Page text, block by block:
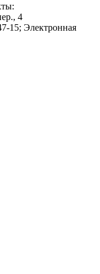
4
15; Электронная